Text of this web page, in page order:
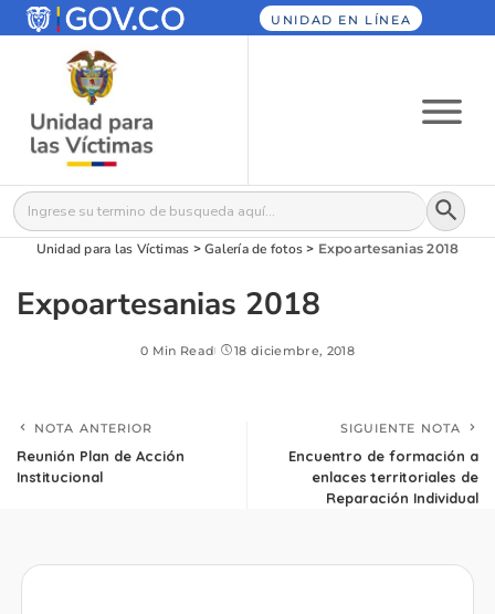
UNIDAD EN LÍNEA
Buscar: Botón
Unidad para las Víctimas >Galería de fotos > Expoartesanias 2018
Expoartesanias 2018
0 Min Read 18 diciembre, 2018
NOTA ANTERIOR
Reunión Plan de Acción
Institucional
SIGUIENTE NOTA
Encuentro de formación a
enlaces territoriales de
Reparación Individual